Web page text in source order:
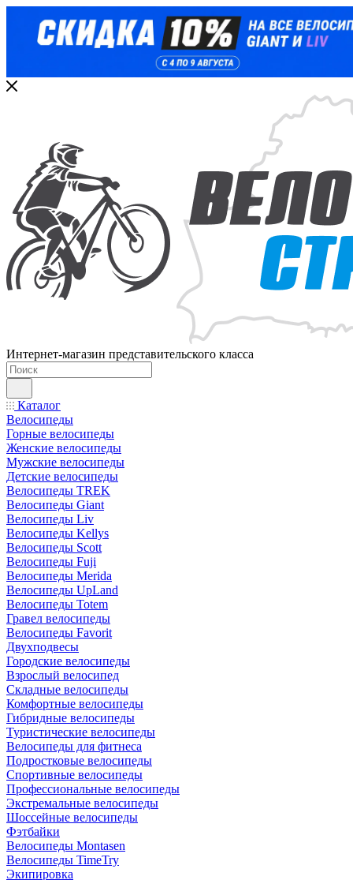
Интернет-магазин представительского класса
Каталог
Велосипеды
Горные велосипеды
Женские велосипеды
Мужские велосипеды
Детские велосипеды
Велосипеды TREK
Велосипеды Giant
Велосипеды Liv
Велосипеды Kellys
Велосипеды Scott
Велосипеды Fuji
Велосипеды Merida
Велосипеды UpLand
Велосипеды Totem
Гравел велосипеды
Велосипеды Favorit
Двухподвесы
Городские велосипеды
Взрослый велосипед
Складные велосипеды
Комфортные велосипеды
Гибридные велосипеды
Туристические велосипеды
Велосипеды для фитнеса
Подростковые велосипеды
Спортивные велосипеды
Профессиональные велосипеды
Экстремальные велосипеды
Шоссейные велосипеды
Фэтбайки
Велосипеды Montasen
Велосипеды TimeTry
Экипировка